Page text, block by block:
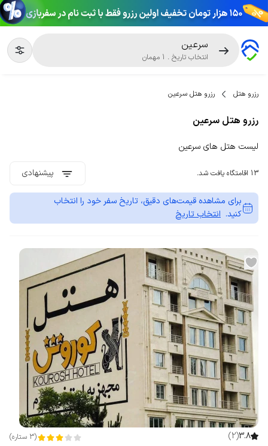
سرعین
انتخاب تاریخ .
1 مهمان
رزرو هتل رزرو هتل سرعین
رزرو هتل سرعین
لیست هتل های سرعین
13 اقامتگاه یافت شد. پیشنهادی
برای مشاهده قیمت‌های دقیق، تاریخ سفر خود را انتخاب
کنید. انتخاب تاریخ
3.8
(
2
)
(
3 ستاره)